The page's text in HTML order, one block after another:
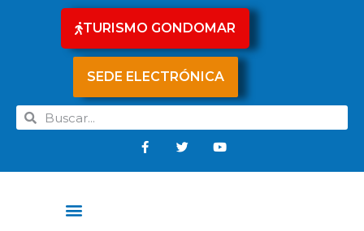
TURISMO GONDOMAR
SEDE ELECTRÓNICA